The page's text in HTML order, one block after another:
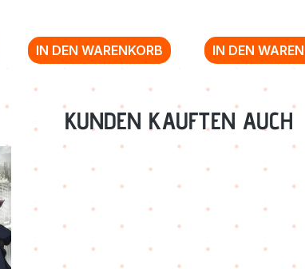
IN DEN WARENKORB IN DEN
KUNDEN KAUFTEN AUCH